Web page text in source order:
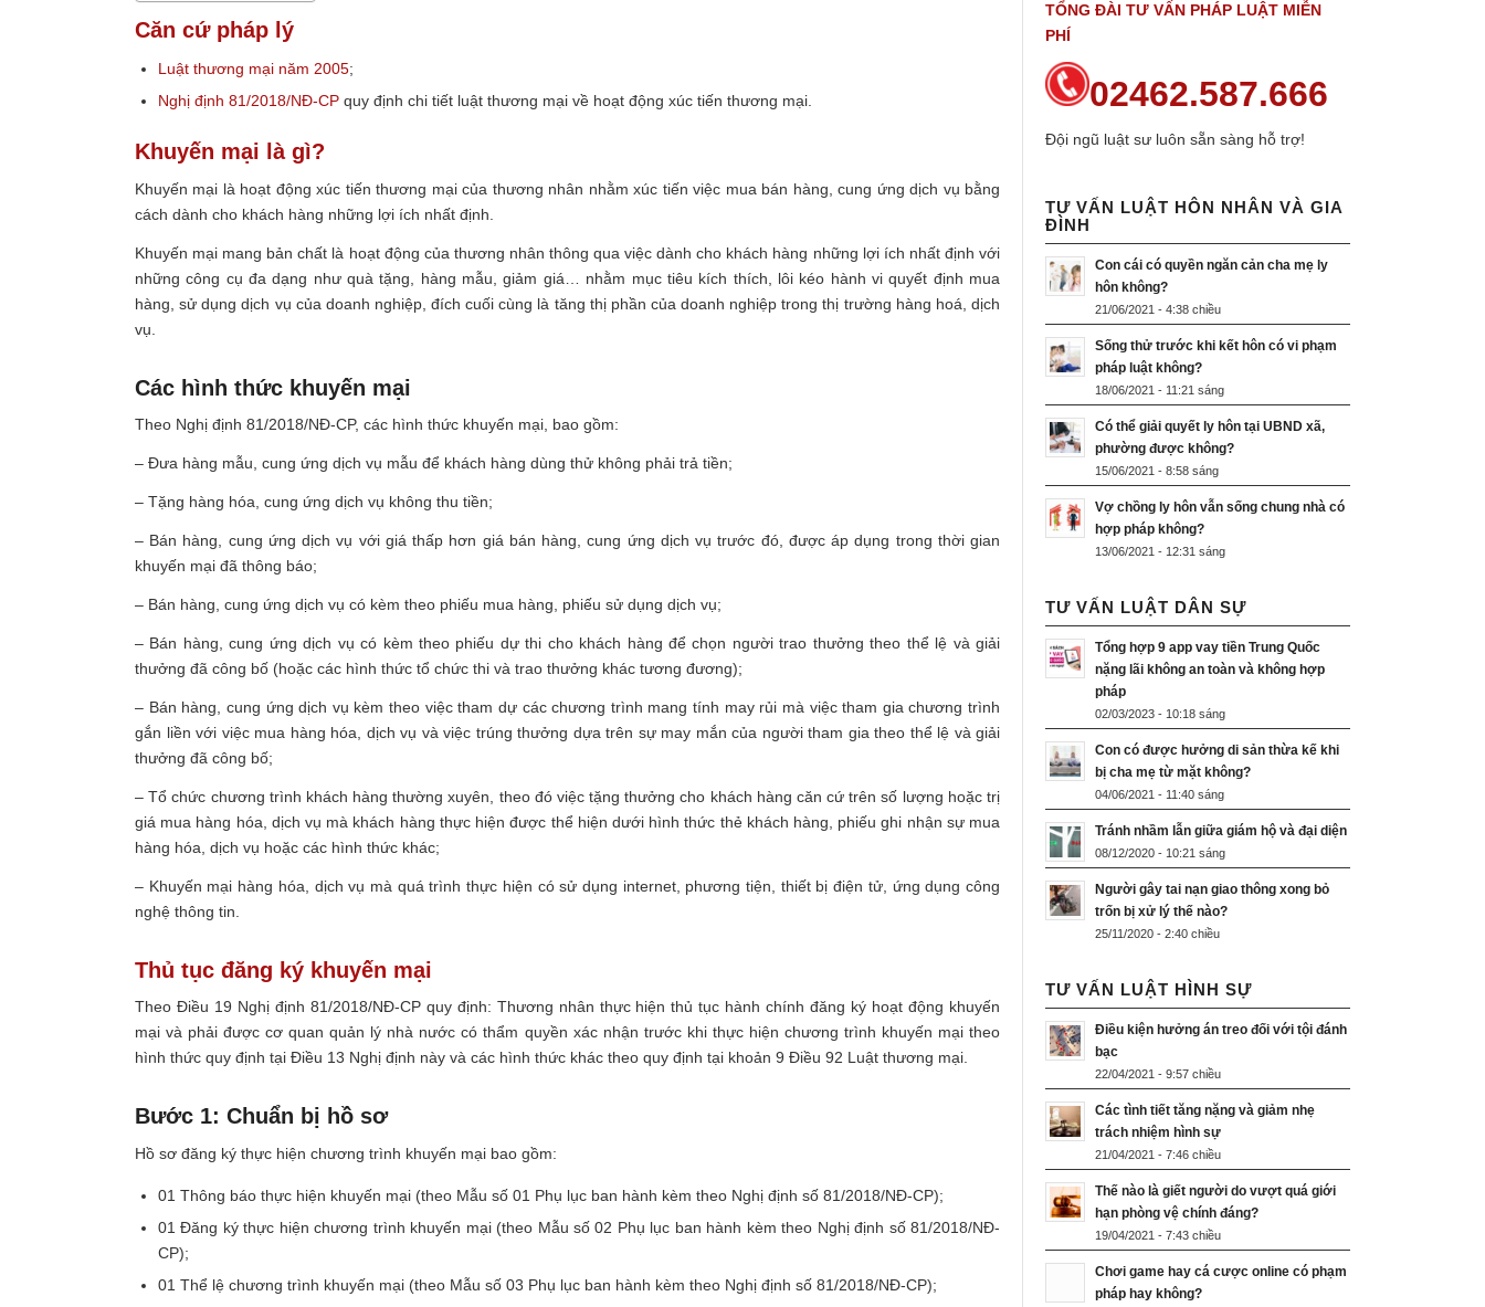
Căn cứ pháp lý
Luật thương mại năm 2005;
Nghị định 81/2018/NĐ-CP quy định chi tiết luật thương mại về hoạt động xúc tiến thương mại.
Khuyến mại là gì?
Khuyến mại là hoạt động xúc tiến thương mại của thương nhân nhằm xúc tiến việc mua bán hàng, cung ứng dịch vụ bằng
cách dành cho khách hàng những lợi ích nhất định.
Khuyến mại mang bản chất là hoạt động của thương nhân thông qua việc dành cho khách hàng những lợi ích nhất định với
những công cụ đa dạng như quà tặng, hàng mẫu, giảm giá… nhằm mục tiêu kích thích, lôi kéo hành vi quyết định mua
hàng, sử dụng dịch vụ của doanh nghiệp, đích cuối cùng là tăng thị phần của doanh nghiệp trong thị trường hàng hoá, dịch
vụ.
Các hình thức khuyến mại
Theo Nghị định 81/2018/NĐ-CP, các hình thức khuyến mại, bao gồm:
– Đưa hàng mẫu, cung ứng dịch vụ mẫu để khách hàng dùng thử không phải trả tiền;
– Tặng hàng hóa, cung ứng dịch vụ không thu tiền;
– Bán hàng, cung ứng dịch vụ với giá thấp hơn giá bán hàng, cung ứng dịch vụ trước đó, được áp dụng trong thời gian
khuyến mại đã thông báo;
– Bán hàng, cung ứng dịch vụ có kèm theo phiếu mua hàng, phiếu sử dụng dịch vụ;
– Bán hàng, cung ứng dịch vụ có kèm theo phiếu dự thi cho khách hàng để chọn người trao thưởng theo thể lệ và giải
thưởng đã công bố (hoặc các hình thức tổ chức thi và trao thưởng khác tương đương);
– Bán hàng, cung ứng dịch vụ kèm theo việc tham dự các chương trình mang tính may rủi mà việc tham gia chương trình
gắn liền với việc mua hàng hóa, dịch vụ và việc trúng thưởng dựa trên sự may mắn của người tham gia theo thể lệ và giải
thưởng đã công bố;
– Tổ chức chương trình khách hàng thường xuyên, theo đó việc tặng thưởng cho khách hàng căn cứ trên số lượng hoặc trị
giá mua hàng hóa, dịch vụ mà khách hàng thực hiện được thể hiện dưới hình thức thẻ khách hàng, phiếu ghi nhận sự mua
hàng hóa, dịch vụ hoặc các hình thức khác;
– Khuyến mại hàng hóa, dịch vụ mà quá trình thực hiện có sử dụng internet, phương tiện, thiết bị điện tử, ứng dụng công
nghệ thông tin.
Thủ tục đăng ký khuyến mại
Theo Điều 19 Nghị định 81/2018/NĐ-CP quy định: Thương nhân thực hiện thủ tục hành chính đăng ký hoạt động khuyến
mại và phải được cơ quan quản lý nhà nước có thẩm quyền xác nhận trước khi thực hiện chương trình khuyến mại theo
hình thức quy định tại Điều 13 Nghị định này và các hình thức khác theo quy định tại khoản 9 Điều 92 Luật thương mại.
Bước 1: Chuẩn bị hồ sơ
Hồ sơ đăng ký thực hiện chương trình khuyến mại bao gồm:
01 Thông báo thực hiện khuyến mại (theo Mẫu số 01 Phụ lục ban hành kèm theo Nghị định số 81/2018/NĐ-CP);
01 Đăng ký thực hiện chương trình khuyến mại (theo Mẫu số 02 Phụ lục ban hành kèm theo Nghị định số 81/2018/NĐ-
CP);
01 Thể lệ chương trình khuyến mại (theo Mẫu số 03 Phụ lục ban hành kèm theo Nghị định số 81/2018/NĐ-CP);
TỔNG ĐÀI TƯ VẤN PHÁP LUẬT MIỄN
PHÍ
02462.587.666
Đội ngũ luật sư luôn sẵn sàng hỗ trợ!
TƯ VẤN LUẬT HÔN NHÂN VÀ GIA
ĐÌNH
Con cái có quyền ngăn cản cha mẹ ly
hôn không?
21/06/2021 - 4:38 chiều
Sống thử trước khi kết hôn có vi phạm
pháp luật không?
18/06/2021 - 11:21 sáng
Có thể giải quyết ly hôn tại UBND xã,
phường được không?
15/06/2021 - 8:58 sáng
Vợ chồng ly hôn vẫn sống chung nhà có
hợp pháp không?
13/06/2021 - 12:31 sáng
TƯ VẤN LUẬT DÂN SỰ
Tổng hợp 9 app vay tiền Trung Quốc
nặng lãi không an toàn và không hợp
pháp
02/03/2023 - 10:18 sáng
Con có được hưởng di sản thừa kế khi
bị cha mẹ từ mặt không?
04/06/2021 - 11:40 sáng
Tránh nhầm lẫn giữa giám hộ và đại diện
08/12/2020 - 10:21 sáng
Người gây tai nạn giao thông xong bỏ
trốn bị xử lý thế nào?
25/11/2020 - 2:40 chiều
TƯ VẤN LUẬT HÌNH SỰ
Điều kiện hưởng án treo đối với tội đánh
bạc
22/04/2021 - 9:57 chiều
Các tình tiết tăng nặng và giảm nhẹ
trách nhiệm hình sự
21/04/2021 - 7:46 chiều
Thế nào là giết người do vượt quá giới
hạn phòng vệ chính đáng?
19/04/2021 - 7:43 chiều
Chơi game hay cá cược online có phạm
pháp hay không?